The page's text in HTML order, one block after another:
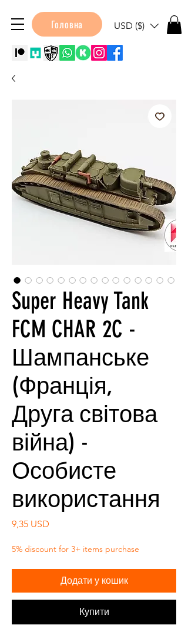
Головна USD ($)
Super Heavy Tank
FCM CHAR 2C -
Шампанське
(Франція,
Друга світова
війна) -
Особисте
використання
9,35 USD
5% discount for 3+ items purchase
Додати у кошик
Купити